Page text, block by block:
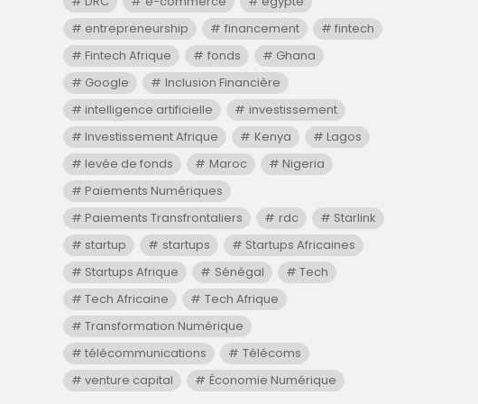
entrepreneurship
financement
fintech
Fintech Afrique
fonds
Ghana
Google
Inclusion Financière
intelligence artificielle
investissement
Investissement Afrique
Kenya
Lagos
levée de fonds
Maroc
Nigeria
Paiements Numériques
Paiements Transfrontaliers
rdc
Starlink
startup
startups
Startups Africaines
Startups Afrique
Sénégal
Tech
Tech Africaine
Tech Afrique
Transformation Numérique
télécommunications
Télécoms
venture capital
Économie Numérique